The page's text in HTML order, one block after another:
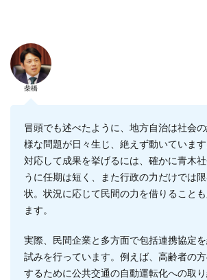
柴橋
冒頭でも述べたように、地方自治は社会
様な問題が日々生じ、絶えず動いていま
対応して成果を挙げるには、確かに青木
うに任期は短く、また行政の力だけでは
状。状況に応じて民間の力を借りること
ます。
実際、民間企業と多方面で包括連携協定
試みを行っています。例えば、高齢者の
するために公共交通の自動運転化への取